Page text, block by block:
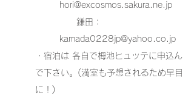
hori@excosmos.sakura.ne.jp
鎌田：
kamada0228jp@yahoo.co.jp
・宿泊は 各自で栂池ヒュッテに申込ん
で下さい。(満室も予想されるため早目
に！)